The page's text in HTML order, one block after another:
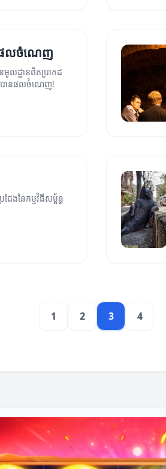
នផលចំណេញ
មូលដ្ឋានពិតប្រាកដ
លបានផលចំណេញ!
ែងនៃកម្មវិធីសម្ព័ន្ធ
1 2 3 4